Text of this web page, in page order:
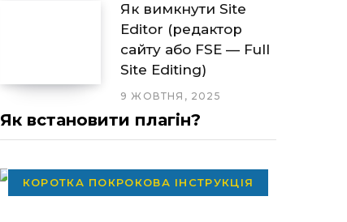
Як вимкнути Site
Editor (редактор
сайту або FSE — Full
Site Editing)
9 ЖОВТНЯ, 2025
Як встановити плагін?
КОРОТКА ПОКРОКОВА ІНСТРУКЦІЯ